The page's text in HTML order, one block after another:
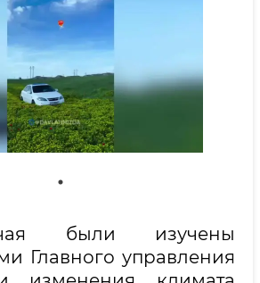
были изучены
Главного управления